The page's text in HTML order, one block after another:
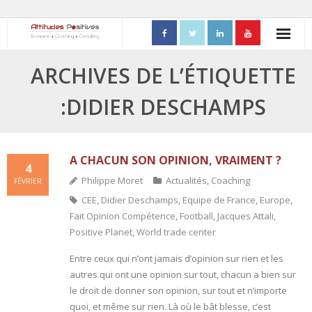
- Process Communication
- Adapter sa posture managériale
- Process Vente
- Triangle de Karpman
- Quality Teams
ARCHIVES DE L’ÉTIQUETTE
:DIDIER DESCHAMPS
A CHACUN SON OPINION, VRAIMENT ?
4
FÉVRIER Philippe Moret Actualités, Coaching
CEE, Didier Deschamps, Equipe de France, Europe,
Fait Opinion Compétence, Football, Jacques Attali,
Positive Planet,World trade center
Entre ceux qui n’ont jamais d’opinion sur rien et les
autres qui ont une opinion sur tout, chacun a bien sur
le droit de donner son opinion, sur tout et n’importe
quoi, et même sur rien. Là où le bât blesse, c’est